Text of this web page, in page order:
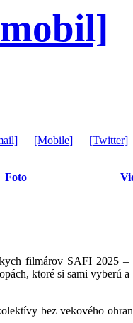
[Mobile] [Twitter]
Foto
filmárov SAFI 2025
ktoré si sami vyberú
bez vekového